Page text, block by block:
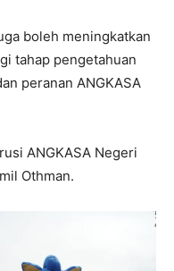
boleh meningkatkan
tahap pengetahuan
peranan ANGKASA
ANGKASA Negeri
Othman.